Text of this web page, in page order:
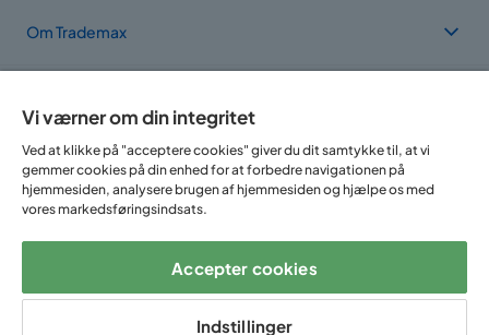
Om Trademax
Vi findes i flere forskellige lande
Følg os på:
Vi værner om din integritet
Ved at klikke på "acceptere cookies" giver du dit samtykke til, at vi
gemmer cookies på din enhed for at forbedre navigationen på
hjemmesiden, analysere brugen af hjemmesiden og hjælpe os med
vores markedsføringsindsats.
Accepter cookies
Indstillinger